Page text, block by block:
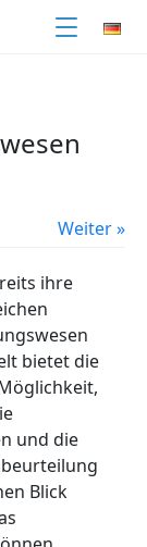
Weiter »
ihre
bietet die
und die
Blick